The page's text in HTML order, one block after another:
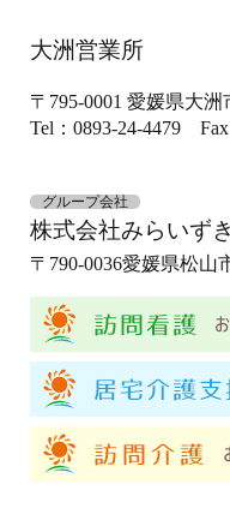
大洲営業所
〒795-0001 愛媛県大洲
Tel：0893-24-4479
グループ会社
株式会社みらいず
〒790-0036愛媛県松山